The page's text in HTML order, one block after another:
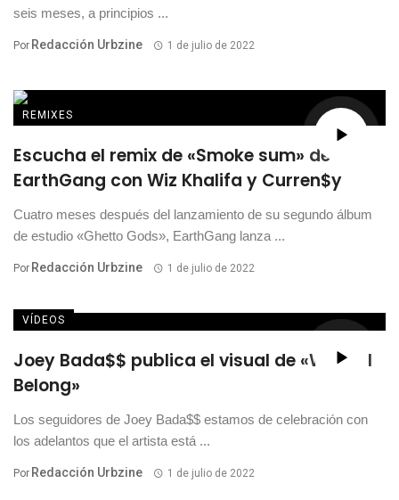
seis meses, a principios ...
Por Redacción Urbzine 1 de julio de 2022
REMIXES
Escucha el remix de «Smoke sum» de
EarthGang con Wiz Khalifa y Curren$y
Cuatro meses después del lanzamiento de su segundo álbum
de estudio «Ghetto Gods», EarthGang lanza ...
Por Redacción Urbzine 1 de julio de 2022
VÍDEOS
Joey Bada$$ publica el visual de «Where I
Belong»
Los seguidores de Joey Bada$$ estamos de celebración con
los adelantos que el artista está ...
Por Redacción Urbzine 1 de julio de 2022